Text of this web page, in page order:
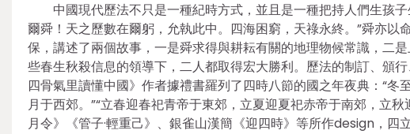
中國現代歷法不只是一種紀時方式，並且是一種把持人們生孩
爾舜！天之歷數在爾躬，允執此中。四海困窮，天祿永終。”舜亦以
保，講述了兩個故事，一是舜求得與耕耘有關的地理物候常識，二
些春生秋殺信息的領導下，二人都取得宏大勝利。歷法的制訂、頒
四骨氣里讀懂中國》作者據禮書羅列了四時八節的國之年夜典：“
月于西郊。”“立春迎春祀青帝于東郊，立夏迎夏祀赤帝于南郊，立
月令》《管子·輕重己》、銀雀山漢簡《迎四時》等所作design，